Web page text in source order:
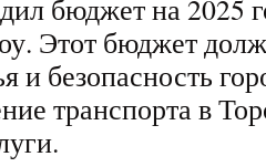
бюджет на 2025
Этот бюджет
и безопасность
транспорта в